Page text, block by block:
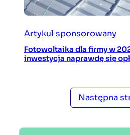
Artykuł sponsorowany
Fotowoltaika dla firmy w
inwestycja naprawdę się
Następna